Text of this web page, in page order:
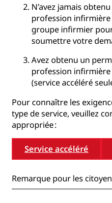
N’avez jamais
profession infirmière
groupe infirmier
soumettre votre
Avez obtenu un
profession infirmière
(service accéléré
Pour connaître les
type de service, veuillez
appropriée :
Service accéléré
Remarque pour les